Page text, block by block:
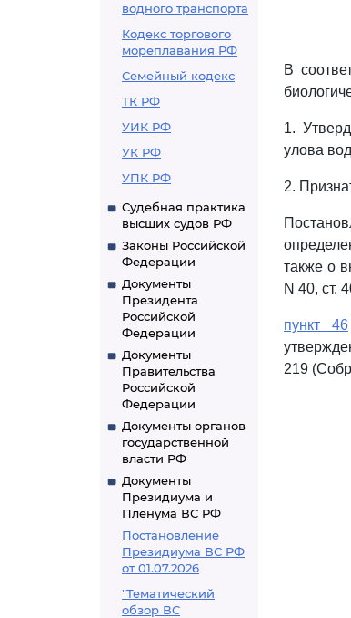
водного транспорта
Кодекс торгового
мореплавания РФ
Семейный кодекс
ТК РФ
УИК РФ
УК РФ
УПК РФ
Судебная практика
высших судов РФ
Законы Российской
Федерации
Документы
Президента
Российской
Федерации
Документы
Правительства
Российской
Федерации
Документы органов
государственной
власти РФ
Документы
Президиума и
Пленума ВС РФ
Постановление
Президиума ВС РФ
от 01.07.2026
"Тематический
обзор ВС
В
1.
улова
2.
также о
N 40, ст.
пункт 46
219